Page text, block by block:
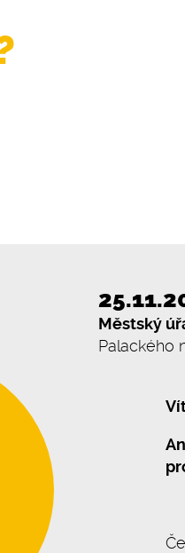
Městský
Palackého